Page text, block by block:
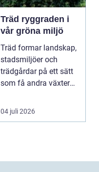
Träd ryggraden i
vår gröna miljö
Träd formar landskap,
stadsmiljöer och
trädgårdar på ett sätt
som få andra växter
04 juli 2026